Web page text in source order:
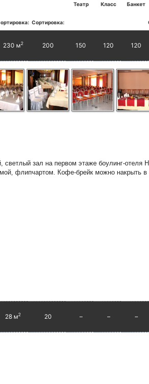
Театр Класс Банкет
Сортировка:
230 м2 200 150 120 120
светлый зал на первом этаже боулинг-отеля
флипчартом. Кофе-брейк можно накрыть в
28 м2 20 – – –